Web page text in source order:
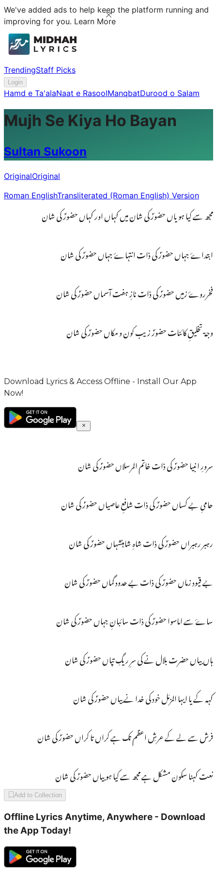
We've added ads to help keep the platform running and
improving for you. Learn More
TrendingStaff Picks
Login
Hamd e Ta'alaNaat e RasoolManqbatDurood o Salam
Mujh Se Kiya Ho Bayan
Sultan Sukoon
OriginalOriginal
Roman EnglishTransliterated (Roman English) Version
مجھ سے کیا ہو یاں حضورؐ کی شان میں کہاں اور کہاں حضورؐ کی شان
ابتداۓ جہاں حضورؐ کی ذات انتہاۓ جہاں حضورؐ کی شان
فخرروۓ زمیں حضورؐ کی ذات نازِ ہفت آسماں حضورؐ کی شان
وجۃ تخلیقِ کائنات حضورؐ زیب کون و مکاں حضورؐ کی شان
Download Lyrics & Access Offline - Install Our App
Now!
سرورِ انبیا حضورؐ کی ذات خاتم المرسلاں حضورؐ کی شان
حامیِ بے کساں حضورؐ کی ذات شافعِ عاصیاں حضورؐ کی شان
رہبر رہبراں حضورؐ کی ذات شاہِ شاہنشہاں حضورؐ کی شان
بے قیود زماں حضورؐ کی ذات بے حدود گماں حضورؐ کی شان
ساۓ سے اماسوا حضورؐ کی ذات سائبانِ جہاں حضورؐ کی شان
ہاں بیاں حضرت بلال نے کی سرِ ریگِ تپاں حضورؐ کی شان
کہہ کے یا ایہا المزمَل خود کی خدا نے بیاں حضورؐ کی شان
فرش سے لے کے عرشِ اعظم تک ہے کراں تا کراں حضورؐ کی شان
نعت کہنا سکون مشکل ہے مجھ سے کیا ہو بیاں حضورؐ کی شان
Add to Collection
Offline Lyrics Anytime, Anywhere - Download
the App Today!